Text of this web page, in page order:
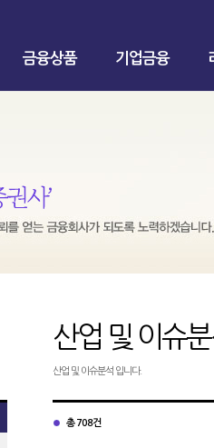
금융상품 기업금융
산업 및 이슈
산업 및 이슈분석 입니다.
총 708건